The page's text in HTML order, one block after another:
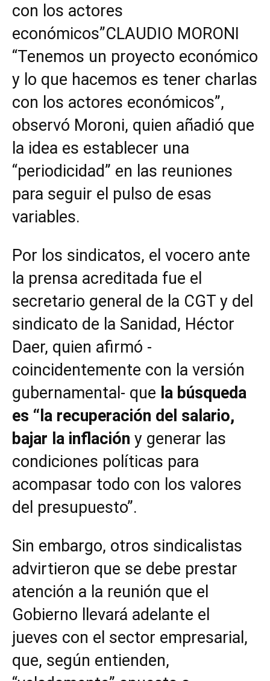
con los actores
económicos”CLAUDIO MORONI
“Tenemos un proyecto económico
y lo que hacemos es tener charlas
con los actores económicos”,
observó Moroni, quien añadió que
la idea es establecer una
“periodicidad” en las reuniones
para seguir el pulso de esas
variables.
Por los sindicatos, el vocero ante
la prensa acreditada fue el
secretario general de la CGT y del
sindicato de la Sanidad, Héctor
Daer, quien afirmó -
coincidentemente con la versión
gubernamental- que la búsqueda
es “la recuperación del salario,
bajar la inflación y generar las
condiciones políticas para
acompasar todo con los valores
del presupuesto”.
Sin embargo, otros sindicalistas
advirtieron que se debe prestar
atención a la reunión que el
Gobierno llevará adelante el
jueves con el sector empresarial,
que, según entienden,